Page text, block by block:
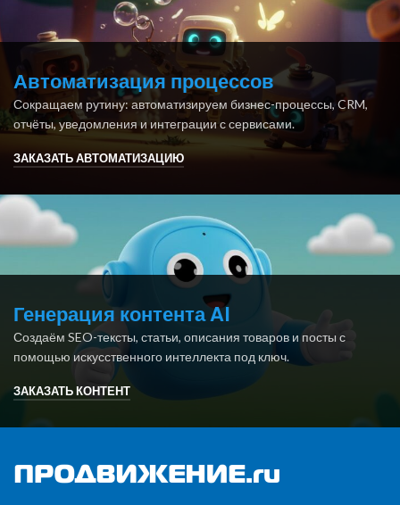
Автоматизация процессов
Сокращаем рутину: автоматизируем бизнес-процессы, CRM,
отчёты, уведомления и интеграции с сервисами.
ЗАКАЗАТЬ АВТОМАТИЗАЦИЮ
Генерация контента AI
Создаём SEO-тексты, статьи, описания товаров и посты с
помощью искусственного интеллекта под ключ.
ЗАКАЗАТЬ КОНТЕНТ